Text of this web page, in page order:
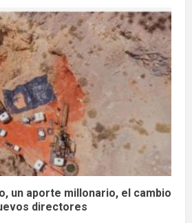
un aporte millonario, el cambio
directores